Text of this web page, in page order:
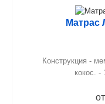
Матрас
Конструкция -
кокос. -
от